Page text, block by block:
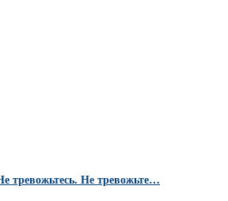
тревожьтесь. Не тревожьте…